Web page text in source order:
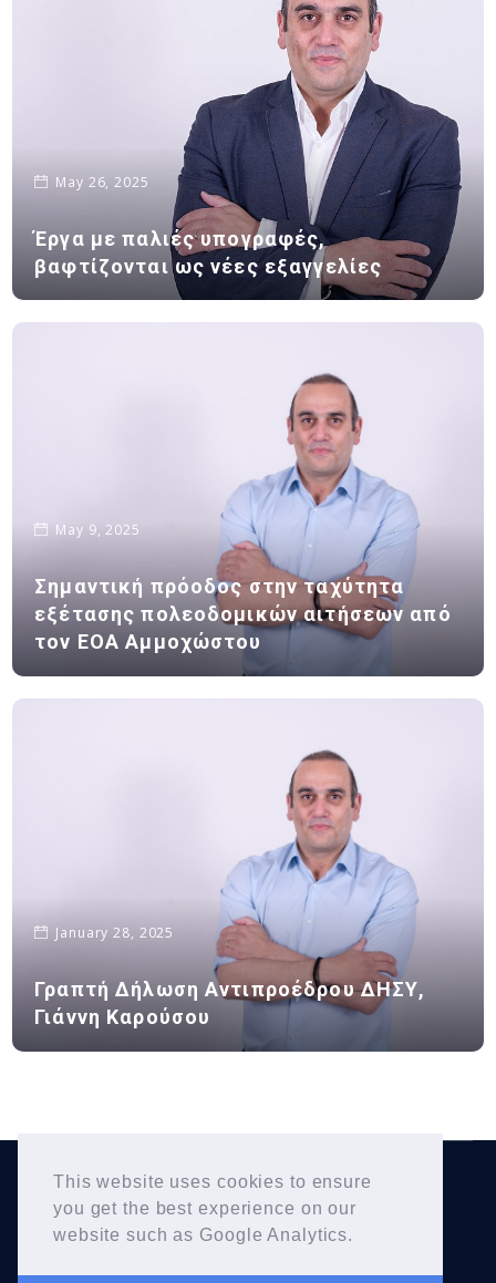
This website uses cookies to ensure
you get the best experience on our
website such as Google Analytics.
May 26, 2025
Έργα με παλιές υπογραφές,
βαφτίζονται ως νέες εξαγγελίες
May 9, 2025
Σημαντική πρόοδος στην ταχύτητα
εξέτασης πολεοδομικών αιτήσεων από
τον ΕΟΑ Αμμοχώστου
January 28, 2025
Γραπτή Δήλωση Αντιπροέδρου ΔΗΣΥ,
Γιάννη Καρούσου
Copyright © 2026Yiannis Karousos. All Rights
Reserved.